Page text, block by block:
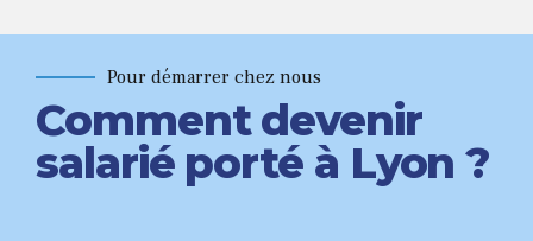
Pour démarrer chez nous
Comment devenir
salarié porté à Lyon ?